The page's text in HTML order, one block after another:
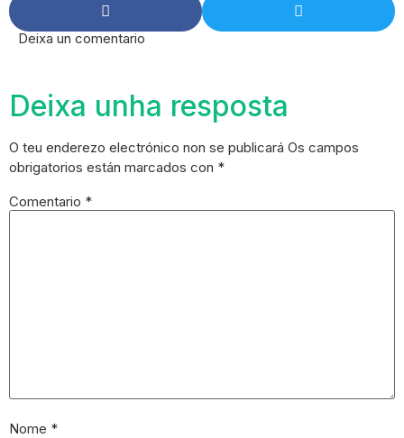
Deixa un comentario
Deixa unha resposta
O teu enderezo electrónico non se publicará Os campos
obrigatorios están marcados con *
Comentario *
Nome *